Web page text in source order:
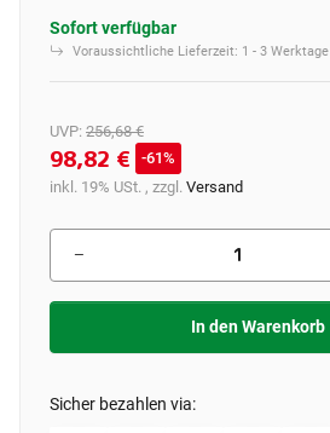
Sofort verfügbar
Voraussichtliche Lieferzeit: 1 - 3 Werktage
UVP: 256,68 €
98,82 €
61%
inkl. 19% USt. , zzgl. Versand
In den Warenkorb
Sicher bezahlen via: